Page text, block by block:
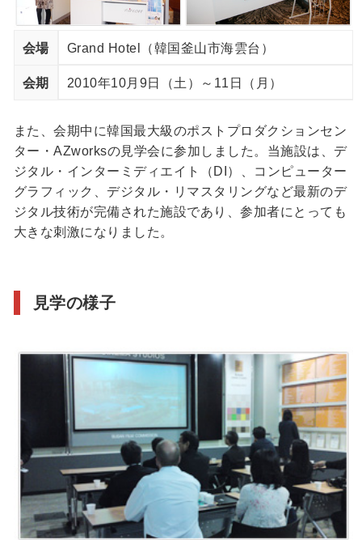
会場 Grand Hotel（韓国釜山市海雲台）
会期 2010年10月9日（土）～11日（月）
また、会期中に韓国最大級のポストプロダクションセン
ター・AZworksの見学会に参加しました。当施設は、デ
ジタル・インターミディエイト（DI）、コンピューター
グラフィック、デジタル・リマスタリングなど最新のデ
ジタル技術が完備された施設であり、参加者にとっても
大きな刺激になりました。
見学の様子